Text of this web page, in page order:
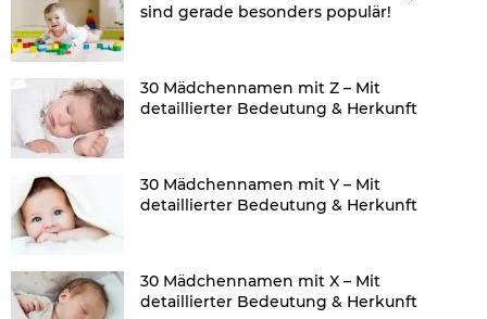
sind gerade besonders populär!
30 Mädchennamen mit Z – Mit
detaillierter Bedeutung & Herkunft
30 Mädchennamen mit Y – Mit
detaillierter Bedeutung & Herkunft
30 Mädchennamen mit X – Mit
detaillierter Bedeutung & Herkunft